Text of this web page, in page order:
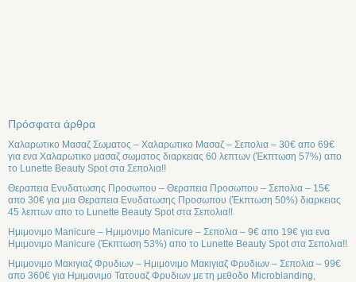
Πρόσφατα άρθρα
Χαλαρωτικο Μασαζ Σωματος – Χαλαρωτικο Μασαζ – Σεπολια – 30€ απο 69€
για ενα Χαλαρωτικο μασαζ σωματος διαρκειας 60 λεπτων (Έκπτωση 57%) απο
το Lunette Beauty Spot στα Σεπολια!!
Θεραπεια Ενυδατωσης Προσωπου – Θεραπεια Προσωπου – Σεπολια – 15€
απο 30€ για μια Θεραπεια Ενυδατωσης Προσωπου (Έκπτωση 50%) διαρκειας
45 λεπτων απο το Lunette Beauty Spot στα Σεπολια!!
Ημιμονιμο Manicure – Ημιμονιμο Manicure – Σεπολια – 9€ απο 19€ για ενα
Ημιμονιμο Manicure (Έκπτωση 53%) απο το Lunette Beauty Spot στα Σεπολια!!
Ημιμονιμο Μακιγιαζ Φρυδιων – Ημιμονιμο Μακιγιαζ Φρυδιων – Σεπολια – 99€
απο 360€ για Ημιμονιμο Τατουαζ Φρυδιων με τη μεθοδο Microblanding,